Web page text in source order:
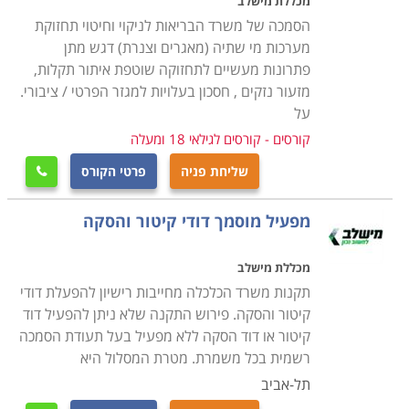
מים אפורים ושפכים, ביניהן קריאת תרשימי בניין כדי לזהות
היכן ממוקמת צנרת המים, הביוב והאיוורור שלו, טיפול
בנזילות והתקנות של מערכות אינסטלציה, אסלות וכלים
סניטריים, ברזים, מערכות חימום מים, זיהוי כשלים בציוד
ומערכות הצנרת והסיבות להם, התקנה, תיקון ואחזקה של
מתקני אינסטלציה פרטיים, מסחריים ותעשייתיים, כיווני
זרימה, תגובות כימיות ופיזיקליות של מים כשבאים במגע עם
חומרים שונים, זיהוי וסימון נקודות חיבור ומעברים של
צינורות בקירות ותחת רצפות, מדידה, חיתוך, כיפוף, השחלת
והברגת צנרת באופן ידני ובאמצעות ציוד מקצועי, טיפול
במערכות דודי שמש, חיבור צינורות ואבזרים באמצעות
שיטות הלחמה, מתאמים, חיבורים, מצמדים ומסעפים שונים,
בדיקת ואומדן דליפות בצינורות באמצעות מד לחץ מים
ואוויר. כל אלו מתוך מודעות והענות לכל תקני הבקרה
והבטיחות על פי תקנות החוק ואבטחת האיכות הנדרשת
מבעל מקצוע אחראי.
הסמכה של משרד הבריאות לניקוי וחיטוי תחזוקת
מערכות מי שתיה (מאגרים וצנרת) דגש מתן
פתרונות מעשיים לתחזוקה שוטפת איתור תקלות,
מזעור נזקים , חסכון בעלויות למגזר הפרטי / ציבורי.
על
קורסים - קורסים לגילאי 18 ומעלה
שליחת פניה פרטי הקורס 
מפעיל מוסמך דודי קיטור והסקה
מכללת מישלב
תקנות משרד הכלכלה מחייבות רישיון להפעלת דודי
קיטור והסקה. פירוש התקנה שלא ניתן להפעיל דוד
קיטור או דוד הסקה ללא מפעיל בעל תעודת הסמכה
רשמית בכל משמרת. מטרת המסלול היא
תל-אביב